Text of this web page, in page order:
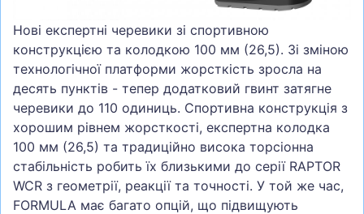
ТУРИЗМ
Нові експертні черевики зі спортивною
конструкцією та колодкою 100 мм (26,5). Зі зміною
технологічної платформи жорсткість зросла на
десять пунктів - тепер додатковий гвинт затягне
черевики до 110 одиниць. Спортивна конструкція з
хорошим рівнем жорсткості, експертна колодка
100 мм (26,5) та традиційно висока торсіонна
стабільність робить їх близькими до серії RAPTOR
WCR з геометрії, реакції та точності. У той же час,
FORMULA має багато опцій, що підвищують